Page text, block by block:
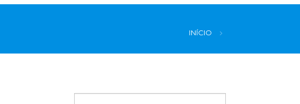
INÍCIO